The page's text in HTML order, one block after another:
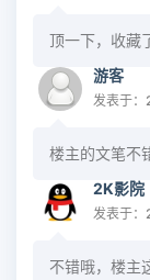
顶一下，收
游客
发表于
楼主的文笔
2K影院
发表于
不错哦，楼主